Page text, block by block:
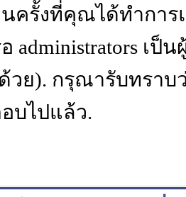
ครั้งที่คุณได้ทำการ
อ administrators เ
วย). กรุณารับทรา
บไปแล้ว.